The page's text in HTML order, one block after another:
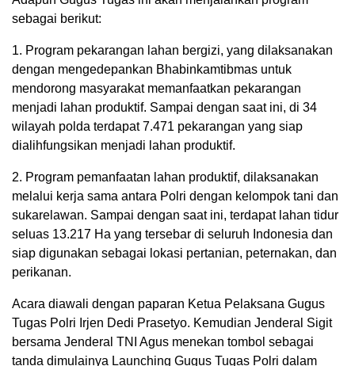
sebagai berikut:
1. Program pekarangan lahan bergizi, yang dilaksanakan
dengan mengedepankan Bhabinkamtibmas untuk
mendorong masyarakat memanfaatkan pekarangan
menjadi lahan produktif. Sampai dengan saat ini, di 34
wilayah polda terdapat 7.471 pekarangan yang siap
dialihfungsikan menjadi lahan produktif.
2. Program pemanfaatan lahan produktif, dilaksanakan
melalui kerja sama antara Polri dengan kelompok tani dan
sukarelawan. Sampai dengan saat ini, terdapat lahan tidur
seluas 13.217 Ha yang tersebar di seluruh Indonesia dan
siap digunakan sebagai lokasi pertanian, peternakan, dan
perikanan.
Acara diawali dengan paparan Ketua Pelaksana Gugus
Tugas Polri Irjen Dedi Prasetyo. Kemudian Jenderal Sigit
bersama Jenderal TNI Agus menekan tombol sebagai
tanda dimulainya Launching Gugus Tugas Polri dalam